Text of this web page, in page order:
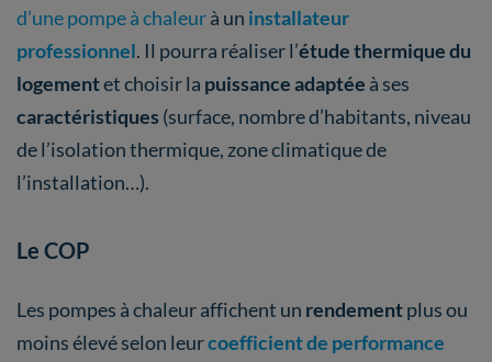
d’une pompe à chaleurà un installateur
professionnel. Il pourra réaliser l’étude thermique du
logementet choisir la puissance adaptée à ses
caractéristiques (surface, nombre d’habitants, niveau
de l’isolation thermique, zone climatique de
l’installation…).
Le COP
Les pompes à chaleur affichent un rendementplus ou
moins élevé selon leurcoefficient de performance